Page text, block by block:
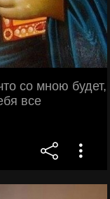
со мною будет,
все